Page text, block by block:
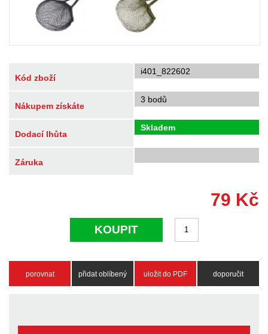
Kód zboží
i401_822602
Nákupem získáte
3 bodů
Dodací lhůta
Skladem
Záruka
79 Kč
KOUPIT
porovnat přidat oblíbený uložit do PDF doporučit